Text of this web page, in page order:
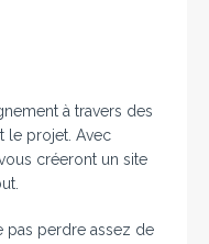
à travers des
le projet. Avec
créeront un site
pas perdre assez de